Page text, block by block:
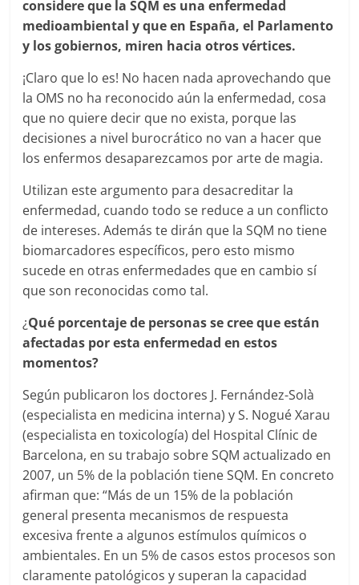
considere que la SQM es una enfermedad
medioambiental y que en España, el Parlamento
y los gobiernos, miren hacia otros vértices.
¡Claro que lo es! No hacen nada aprovechando que
la OMS no ha reconocido aún la enfermedad, cosa
que no quiere decir que no exista, porque las
decisiones a nivel burocrático no van a hacer que
los enfermos desaparezcamos por arte de magia.
Utilizan este argumento para desacreditar la
enfermedad, cuando todo se reduce a un conflicto
de intereses. Además te dirán que la SQM no tiene
biomarcadores específicos, pero esto mismo
sucede en otras enfermedades que en cambio sí
que son reconocidas como tal.
¿Qué porcentaje de personas se cree que están
afectadas por esta enfermedad en estos
momentos?
Según publicaron los doctores J. Fernández-Solà
(especialista en medicina interna) y S. Nogué Xarau
(especialista en toxicología) del Hospital Clínic de
Barcelona, en su trabajo sobre SQM actualizado en
2007, un 5% de la población tiene SQM. En concreto
afirman que: “Más de un 15% de la población
general presenta mecanismos de respuesta
excesiva frente a algunos estímulos químicos o
ambientales. En un 5% de casos estos procesos son
claramente patológicos y superan la capacidad